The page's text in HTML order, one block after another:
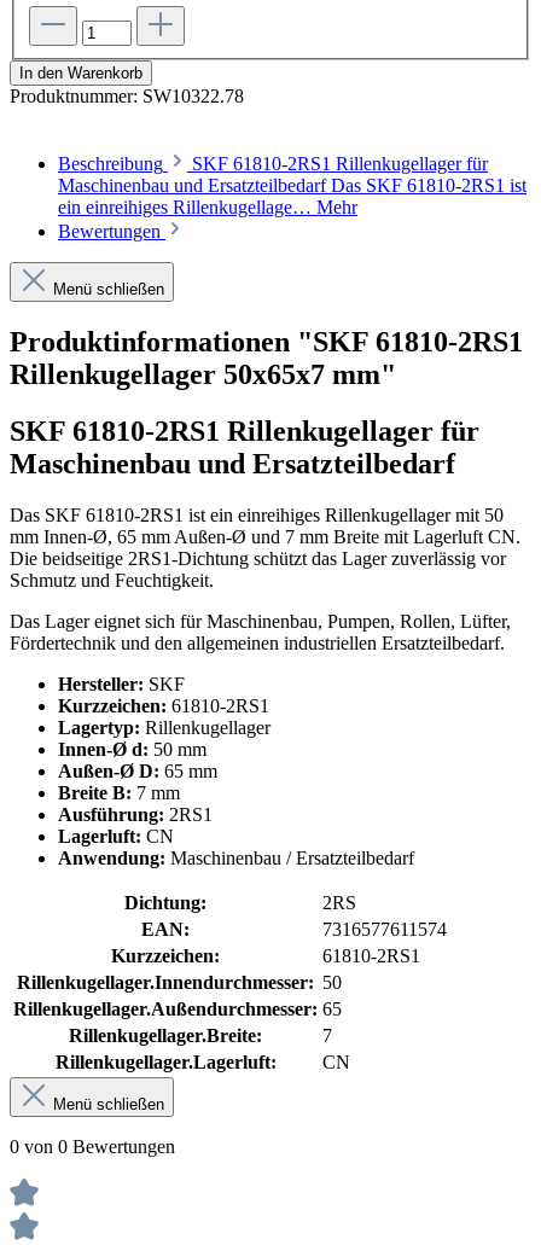
In den Warenkorb
Produktnummer: SW10322.78
Beschreibung
SKF 61810-2RS1 Rillenkugellager für
Maschinenbau und Ersatzteilbedarf Das SKF 61810-2RS1 ist
ein einreihiges Rillenkugellage… Mehr
Bewertungen
Menü schließen
Produktinformationen "SKF 61810-2RS1
Rillenkugellager 50x65x7 mm"
SKF 61810-2RS1 Rillenkugellager für
Maschinenbau und Ersatzteilbedarf
Das SKF 61810-2RS1 ist ein einreihiges Rillenkugellager mit 50
mm Innen-Ø, 65 mm Außen-Ø und 7 mm Breite mit Lagerluft CN.
Die beidseitige 2RS1-Dichtung schützt das Lager zuverlässig vor
Schmutz und Feuchtigkeit.
Das Lager eignet sich für Maschinenbau, Pumpen, Rollen, Lüfter,
Fördertechnik und den allgemeinen industriellen Ersatzteilbedarf.
Hersteller: SKF
Kurzzeichen: 61810-2RS1
Lagertyp: Rillenkugellager
Innen-Ø d: 50 mm
Außen-Ø D: 65 mm
Breite B: 7 mm
Ausführung: 2RS1
Lagerluft: CN
Anwendung: Maschinenbau / Ersatzteilbedarf
Dichtung:
2RS
EAN:
7316577611574
Kurzzeichen:
61810-2RS1
Rillenkugellager.Innendurchmesser: 50
Rillenkugellager.Außendurchmesser: 65
Rillenkugellager.Breite:
7
Rillenkugellager.Lagerluft:
CN
Menü schließen
0 von 0 Bewertungen